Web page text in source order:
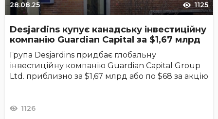
28.08.25 1125
Desjardins купує канадську інвестиційну
компанію Guardian Capital за $1,67 млрд
Група Desjardins придбає глобальну
інвестиційну компанію Guardian Capital Group
Ltd. приблизно за $1,67 млрд або по $68 за акцію
1126